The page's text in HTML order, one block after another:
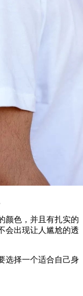
色，并且有扎实的
会出现让人尴尬的透
择一个适合自己身